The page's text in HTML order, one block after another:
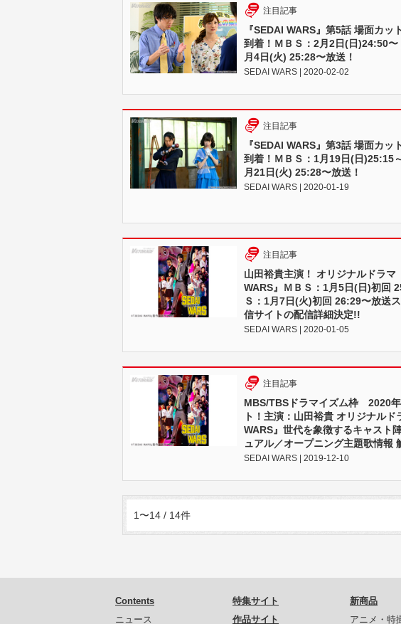
注目記事
『SEDAI WARS』第5話 場面カッ
到着！ＭＢＳ：2月2日(日)24:50〜
月4日(火) 25:28〜放送！
SEDAI WARS | 2020-02-02
注目記事
『SEDAI WARS』第3話 場面カッ
到着！ＭＢＳ：1月19日(日)25:15
月21日(火) 25:28〜放送！
SEDAI WARS | 2020-01-19
注目記事
山田裕貴主演！ オリジナルドラマ
WARS』ＭＢＳ：1月5日(日)初回
Ｓ：1月7日(火)初回 26:29〜放送
信サイトの配信詳細決定!!
SEDAI WARS | 2020-01-05
注目記事
MBS/TBSドラマイズム枠 2020
ト！主演：山田裕貴 オリジナルド
WARS』世代を象徴するキャスト
ュアル／オープニング主題歌情報
SEDAI WARS | 2019-12-10
1〜14 / 14件
Contents
ニュース
特集サイト
作品サイト
新商品
アニメ・特